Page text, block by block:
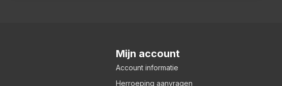
Mijn account
Account informatie
Herroeping aanvragen